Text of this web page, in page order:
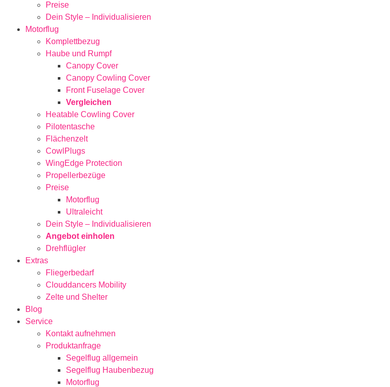
Preise
Dein Style – Individualisieren
Motorflug
Komplettbezug
Haube und Rumpf
Canopy Cover
Canopy Cowling Cover
Front Fuselage Cover
Vergleichen
Heatable Cowling Cover
Pilotentasche
Flächenzelt
CowlPlugs
WingEdge Protection
Propellerbezüge
Preise
Motorflug
Ultraleicht
Dein Style – Individualisieren
Angebot einholen
Drehflügler
Extras
Fliegerbedarf
Clouddancers Mobility
Zelte und Shelter
Blog
Service
Kontakt aufnehmen
Produktanfrage
Segelflug allgemein
Segelflug Haubenbezug
Motorflug